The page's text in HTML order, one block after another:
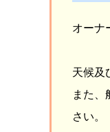
オーナ
天候及
また、
さい。